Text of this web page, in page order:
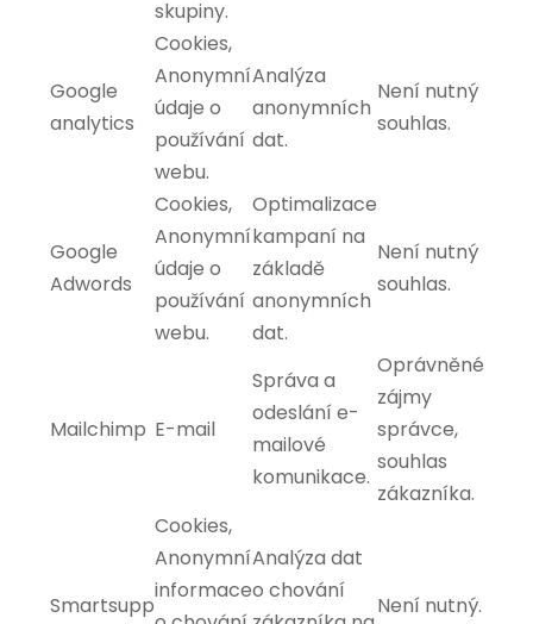
skupiny.
Google
analytics
Cookies,
Anonymní
údaje o
používání
webu.
Analýza
anonymních
dat.
Není nutný
souhlas.
Google
Adwords
Cookies,
Anonymní
údaje o
používání
webu.
Optimalizace
kampaní na
základě
anonymních
dat.
Není nutný
souhlas.
Mailchimp E-mail
Správa a
odeslání e-
mailové
komunikace.
Oprávněné
zájmy
správce,
souhlas
zákazníka.
Smartsupp
Cookies,
Anonymní
informace
Analýza dat
o chování
Není nutný.